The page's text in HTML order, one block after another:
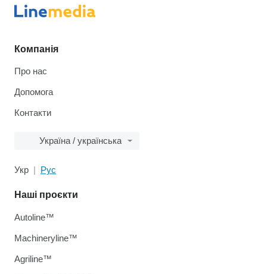
Компанія
Про нас
Допомога
Контакти
Україна / українська
Укр Рус
Наші проєкти
Autoline™
Machineryline™
Agriline™